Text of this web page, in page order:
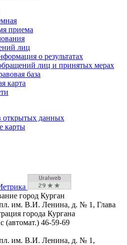
приема
лиц
о результатах
лиц и принятых мерах
база
карта
открытых данных
карты
город Курган
пл. им. В.И. Ленина, д. № 1, Глава
города Кургана
(автомат.) 46-59-69
пл. им. В.И. Ленина, д. № 1,